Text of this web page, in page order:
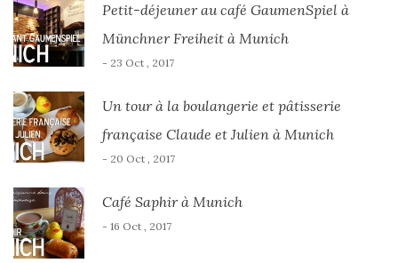
Petit-déjeuner au café GaumenSpiel à
Münchner Freiheit à Munich
- 23 Oct , 2017
Un tour à la boulangerie et pâtisserie
française Claude et Julien à Munich
- 20 Oct , 2017
Café Saphir à Munich
- 16 Oct , 2017